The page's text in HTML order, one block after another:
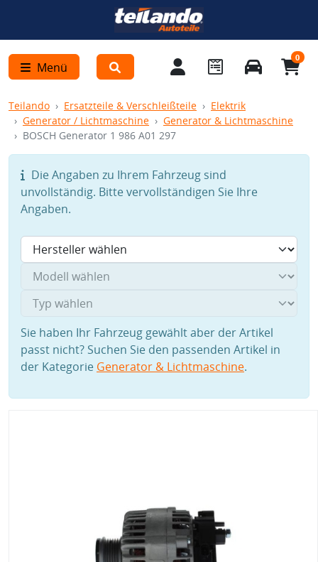
Menü
0
Teilando Ersatzteile & Verschleißteile
Elektrik
Generator / Lichtmaschine
Generator & Lichtmaschine
BOSCH Generator 1 986 A01 297
Die Angaben zu Ihrem Fahrzeug sind
unvollständig. Bitte vervollständigen Sie Ihre
Angaben.
Sie haben Ihr Fahrzeug gewählt aber der Artikel
passt nicht? Suchen Sie den passenden Artikel in
der Kategorie Generator & Lichtmaschine.